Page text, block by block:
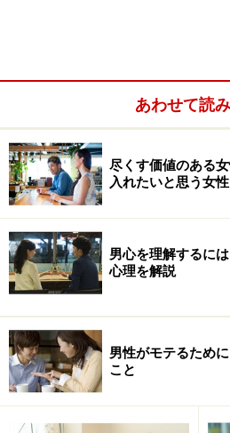
トレンドはどう変わっ
スの注目度
まずは、リアルの出会いを提供
パーティ／街コン／相席屋）の
30日～2017年7月30日）におけ
あわせて読
尽くす価値のある
入れたいと思う女
男心を理解するに
心理を解説
男性がモテるため
こと